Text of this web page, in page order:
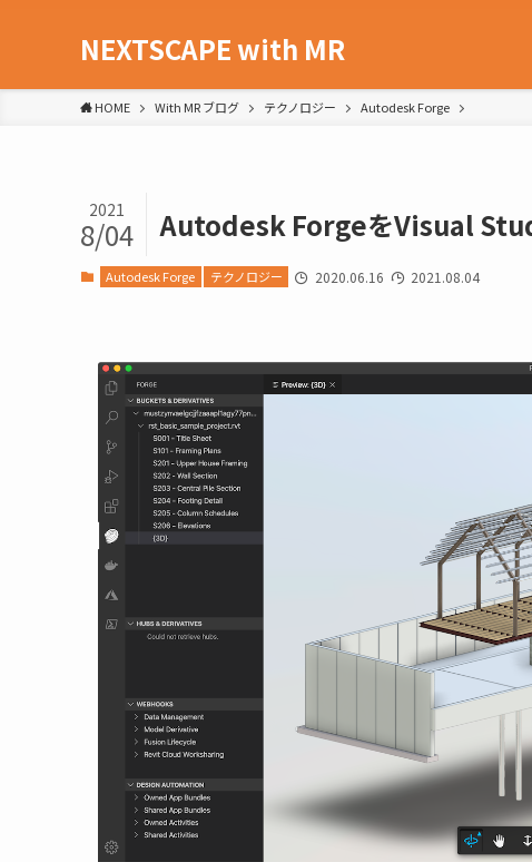
NEXTSCAPE with MR
HOME With MR ブログ テクノロジー Autodesk Forge
Autodesk ForgeをVisual
2021
8/04
Autodesk Forge テクノロジー 2020.06.16 2021.08.04